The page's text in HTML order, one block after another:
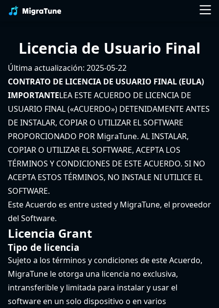
Licencia de Usuario Final
Última actualización: 2025-05-22
CONTRATO DE LICENCIA DE USUARIO FINAL (EULA)
IMPORTANTELEA ESTE ACUERDO DE LICENCIA DE
USUARIO FINAL («ACUERDO») DETENIDAMENTE ANTES
DE INSTALAR, COPIAR O UTILIZAR EL SOFTWARE
PROPORCIONADO POR MigraTune. AL INSTALAR,
COPIAR O UTILIZAR EL SOFTWARE, ACEPTA LOS
TÉRMINOS Y CONDICIONES DE ESTE ACUERDO. SI NO
ACEPTA ESTOS TÉRMINOS, NO INSTALE NI UTILICE EL
SOFTWARE.
Este Acuerdo es entre usted y MigraTune, el proveedor
del Software.
Licencia Grant
Tipo de licencia
Sujeto a los términos y condiciones de este Acuerdo,
MigraTune le otorga una licencia no exclusiva,
intransferible y limitada para instalar y usar el
software en un solo dispositivo o en varios